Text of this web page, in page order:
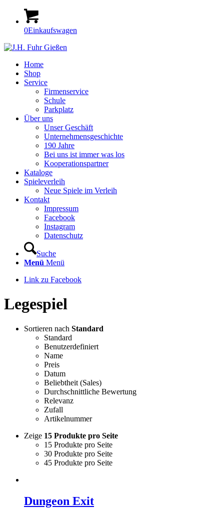
0Einkaufswagen
Home
Shop
Service
Firmenservice
Schule
Parkplatz
Über uns
Unser Geschäft
Unternehmensgeschichte
190 Jahre
Bei uns ist immer was los
Kooperationspartner
Kataloge
Spieleverleih
Neue Spiele im Verleih
Kontakt
Impressum
Facebook
Instagram
Datenschutz
Suche
Menü Menü
Link zu Facebook
Legespiel
Sortieren nach Standard
Standard
Benutzerdefiniert
Name
Preis
Datum
Beliebtheit (Sales)
Durchschnittliche Bewertung
Relevanz
Zufall
Artikelnummer
Zeige 15 Produkte pro Seite
15 Produkte pro Seite
30 Produkte pro Seite
45 Produkte pro Seite
Dungeon Exit